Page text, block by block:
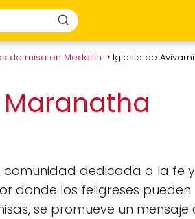
de misa en Medellín
Iglesia de
comunidad dedicada a la fe
donde los feligreses pueden
se promueve un mensaje